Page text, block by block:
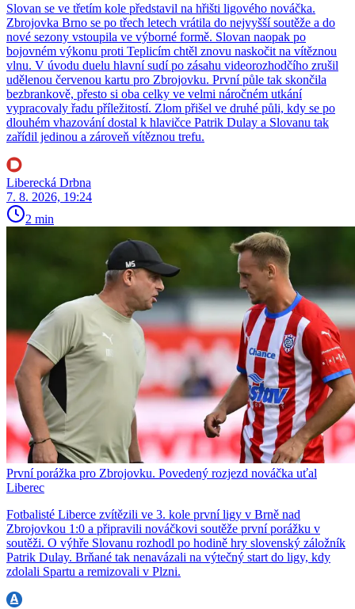
Slovan se ve třetím kole představil na hřišti ligového nováčka.
Zbrojovka Brno se po třech letech vrátila do nejvyšší soutěže a do
nové sezony vstoupila ve výborné formě. Slovan naopak po
bojovném výkonu proti Teplicím chtěl znovu naskočit na vítěznou
vlnu. V úvodu duelu hlavní sudí po zásahu videorozhodčího zrušil
udělenou červenou kartu pro Zbrojovku. První půle tak skončila
bezbrankově, přesto si oba celky ve velmi náročném utkání
vypracovaly řadu příležitostí. Zlom přišel ve druhé půli, kdy se po
dlouhém vhazování dostal k hlavičce Patrik Dulay a Slovanu tak
zařídil jedinou a zároveň vítěznou trefu.
Liberecká Drbna
7. 8. 2026, 19:24
2 min
První porážka pro Zbrojovku. Povedený rozjezd nováčka uťal
Liberec
Fotbalisté Liberce zvítězili ve 3. kole první ligy v Brně nad
Zbrojovkou 1:0 a připravili nováčkovi soutěže první porážku v
soutěži. O výhře Slovanu rozhodl po hodině hry slovenský záložník
Patrik Dulay. Brňané tak nenavázali na výtečný start do ligy, kdy
zdolali Spartu a remizovali v Plzni.